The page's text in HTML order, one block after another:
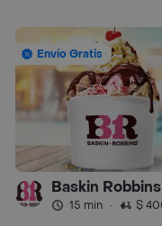
Envío Gratis
Baskin Robbins
15 min · $